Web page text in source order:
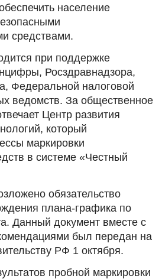
население
средствами.
при поддержке
Росздравнадзора,
Федеральной налоговой
ведомств. За общественное
Центр развития
который
маркировки
в системе «Честный
обязательство
плана-графика по
Данный документ вместе с
был передан на
РФ 1 октября.
пробной маркировки